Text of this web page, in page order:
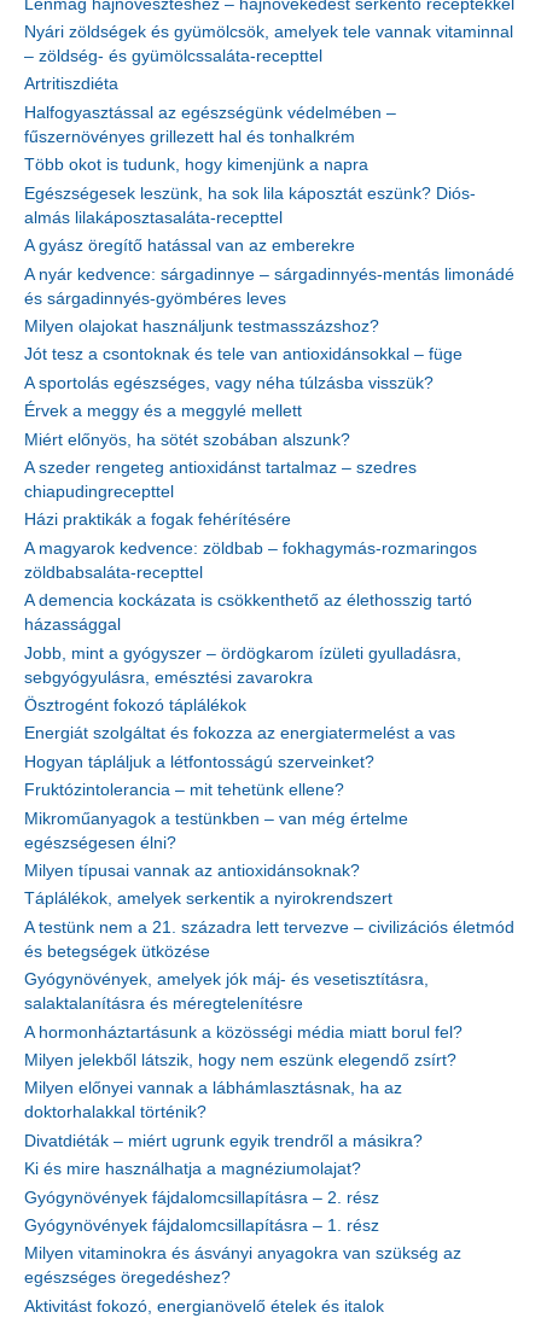
Lenmag hajnövesztéshez – hajnövekedést serkentő receptekkel
Nyári zöldségek és gyümölcsök, amelyek tele vannak vitaminnal
– zöldség- és gyümölcssaláta-recepttel
Artritiszdiéta
Halfogyasztással az egészségünk védelmében –
fűszernövényes grillezett hal és tonhalkrém
Több okot is tudunk, hogy kimenjünk a napra
Egészségesek leszünk, ha sok lila káposztát eszünk? Diós-
almás lilakáposztasaláta-recepttel
A gyász öregítő hatással van az emberekre
A nyár kedvence: sárgadinnye – sárgadinnyés-mentás limonádé
és sárgadinnyés-gyömbéres leves
Milyen olajokat használjunk testmasszázshoz?
Jót tesz a csontoknak és tele van antioxidánsokkal – füge
A sportolás egészséges, vagy néha túlzásba visszük?
Érvek a meggy és a meggylé mellett
Miért előnyös, ha sötét szobában alszunk?
A szeder rengeteg antioxidánst tartalmaz – szedres
chiapudingrecepttel
Házi praktikák a fogak fehérítésére
A magyarok kedvence: zöldbab – fokhagymás-rozmaringos
zöldbabsaláta-recepttel
A demencia kockázata is csökkenthető az élethosszig tartó
házassággal
Jobb, mint a gyógyszer – ördögkarom ízületi gyulladásra,
sebgyógyulásra, emésztési zavarokra
Ösztrogént fokozó táplálékok
Energiát szolgáltat és fokozza az energiatermelést a vas
Hogyan tápláljuk a létfontosságú szerveinket?
Fruktózintolerancia – mit tehetünk ellene?
Mikroműanyagok a testünkben – van még értelme
egészségesen élni?
Milyen típusai vannak az antioxidánsoknak?
Táplálékok, amelyek serkentik a nyirokrendszert
A testünk nem a 21. századra lett tervezve – civilizációs életmód
és betegségek ütközése
Gyógynövények, amelyek jók máj- és vesetisztításra,
salaktalanításra és méregtelenítésre
A hormonháztartásunk a közösségi média miatt borul fel?
Milyen jelekből látszik, hogy nem eszünk elegendő zsírt?
Milyen előnyei vannak a lábhámlasztásnak, ha az
doktorhalakkal történik?
Divatdiéták – miért ugrunk egyik trendről a másikra?
Ki és mire használhatja a magnéziumolajat?
Gyógynövények fájdalomcsillapításra – 2. rész
Gyógynövények fájdalomcsillapításra – 1. rész
Milyen vitaminokra és ásványi anyagokra van szükség az
egészséges öregedéshez?
Aktivitást fokozó, energianövelő ételek és italok